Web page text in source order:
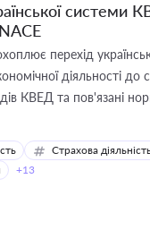
системи
перехід
діяльності до
КВЕД та пов'язані
Страхова
+13